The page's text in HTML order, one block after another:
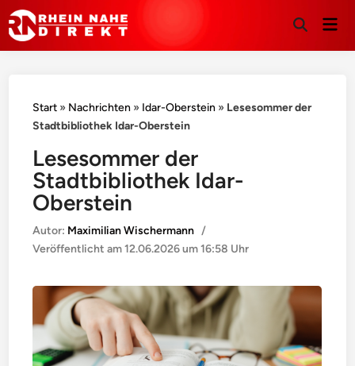
Suche
Start » Nachrichten » Idar-Oberstein » Lesesommer der
Stadtbibliothek Idar-Oberstein
Lesesommer der
Stadtbibliothek Idar-
Oberstein
Autor: Maximilian Wischermann /
Veröffentlicht am12.06.2026 um 16:58 Uhr